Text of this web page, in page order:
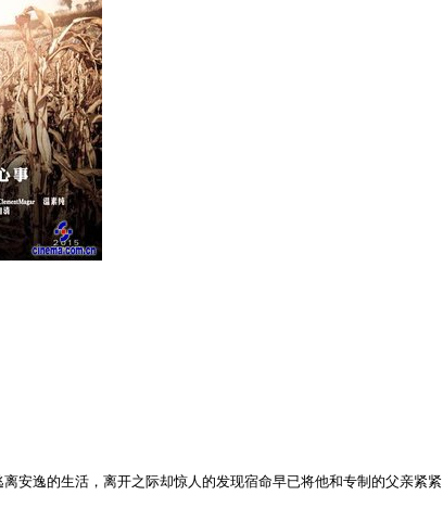
逸的生活，离开之际却惊人的发现宿命早已将他和专制的父亲紧紧